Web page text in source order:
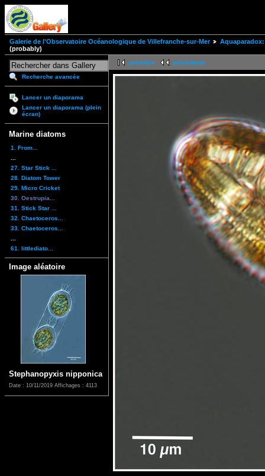
Galerie de l'Observatoire Océanologique de Villefranche-sur-Mer
(probably)
Recherche avancée
Lancer un diaporama
Lancer un diaporama (plein
écran)
Marine diatoms
1. From...
27. Star Stick ...
28. Diatom Tower
29. Micro Cricket
30. Oestrupia...
31. Stick Star ...
32. Chaetoceros...
33. Chaetoceros...
61. littlediato...
Image aléatoire
Stephanopyxis nipponica
Date : 10/11/2019 Affichages : 4113
première précédente